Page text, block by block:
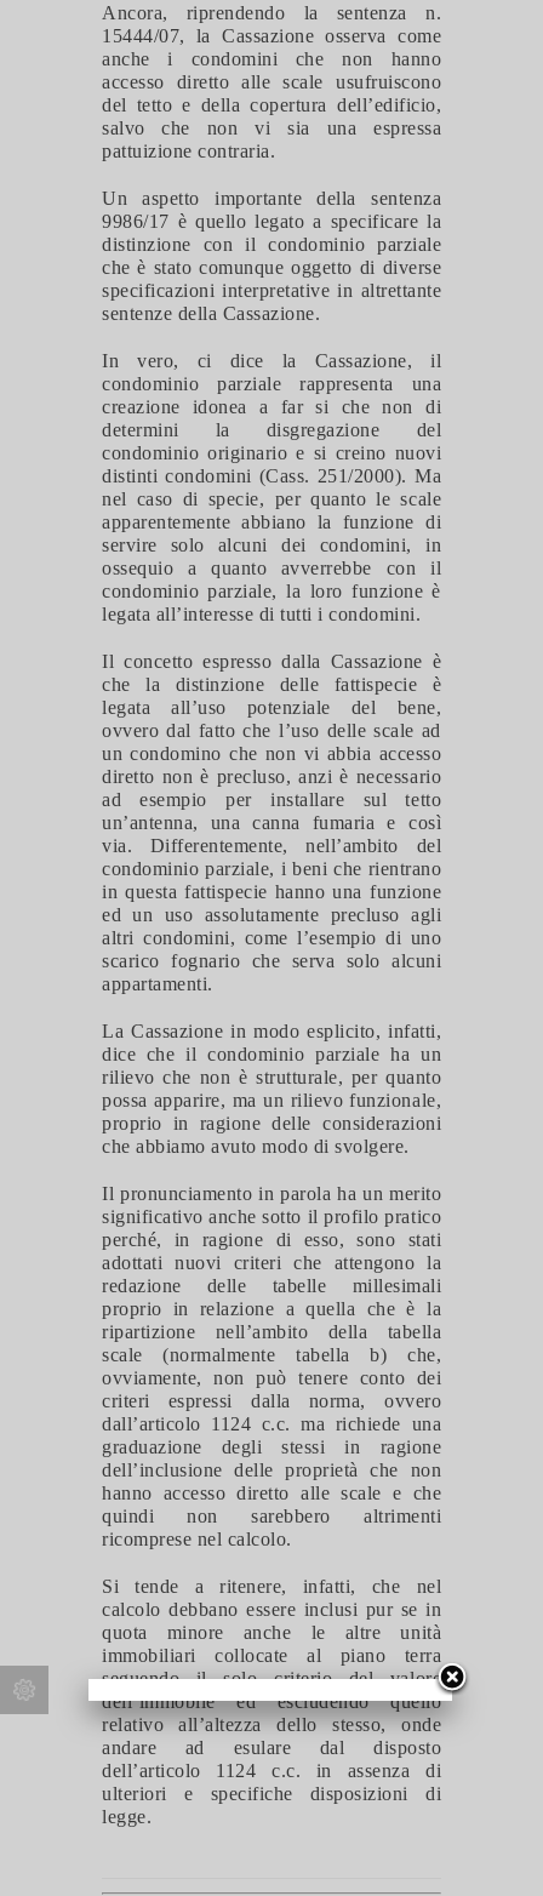
Ancora, riprendendo la sentenza n.
15444/07, la Cassazione osserva come
anche i condomini che non hanno
accesso diretto alle scale usufruiscono
del tetto e della copertura dell’edificio,
salvo che non vi sia una espressa
pattuizione contraria.
Un aspetto importante della sentenza
9986/17 è quello legato a specificare la
distinzione con il condominio parziale
che è stato comunque oggetto di diverse
specificazioni interpretative in altrettante
sentenze della Cassazione.
In vero, ci dice la Cassazione, il
condominio parziale rappresenta una
creazione idonea a far si che non di
determini la disgregazione del
condominio originario e si creino nuovi
distinti condomini (Cass. 251/2000). Ma
nel caso di specie, per quanto le scale
apparentemente abbiano la funzione di
servire solo alcuni dei condomini, in
ossequio a quanto avverrebbe con il
condominio parziale, la loro funzione è
legata all’interesse di tutti i condomini.
Il concetto espresso dalla Cassazione è
che la distinzione delle fattispecie è
legata all’uso potenziale del bene,
ovvero dal fatto che l’uso delle scale ad
un condomino che non vi abbia accesso
diretto non è precluso, anzi è necessario
ad esempio per installare sul tetto
un’antenna, una canna fumaria e così
via. Differentemente, nell’ambito del
condominio parziale, i beni che rientrano
in questa fattispecie hanno una funzione
ed un uso assolutamente precluso agli
altri condomini, come l’esempio di uno
scarico fognario che serva solo alcuni
appartamenti.
La Cassazione in modo esplicito, infatti,
dice che il condominio parziale ha un
rilievo che non è strutturale, per quanto
possa apparire, ma un rilievo funzionale,
proprio in ragione delle considerazioni
che abbiamo avuto modo di svolgere.
Il pronunciamento in parola ha un merito
significativo anche sotto il profilo pratico
perché, in ragione di esso, sono stati
adottati nuovi criteri che attengono la
redazione delle tabelle millesimali
proprio in relazione a quella che è la
ripartizione nell’ambito della tabella
scale (normalmente tabella b) che,
ovviamente, non può tenere conto dei
criteri espressi dalla norma, ovvero
dall’articolo 1124 c.c. ma richiede una
graduazione degli stessi in ragione
dell’inclusione delle proprietà che non
hanno accesso diretto alle scale e che
quindi non sarebbero altrimenti
ricomprese nel calcolo.
Si tende a ritenere, infatti, che nel
calcolo debbano essere inclusi pur se in
quota minore anche le altre unità
immobiliari collocate al piano terra
seguendo il solo criterio del valore
dell’immobile ed escludendo quello
relativo all’altezza dello stesso, onde
andare ad esulare dal disposto
dell’articolo 1124 c.c. in assenza di
ulteriori e specifiche disposizioni di
legge.